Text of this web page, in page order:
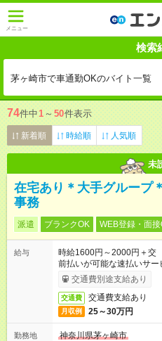
メニュー
検索
茅ヶ崎市で車通勤OKのバイト一覧
74件中1 ～ 50件表示
新着順 時給順 人気順
未
在宅あり＊大手グループ
事務
派遣 ブランクOK WEB登録・面
給与
時給1600円～2000円＋
前払いが可能な速払いサー
交通費別途支給あり
交通費 交通費支給あり
月収例 25～30万円
勤務地
神奈川県茅ヶ崎市